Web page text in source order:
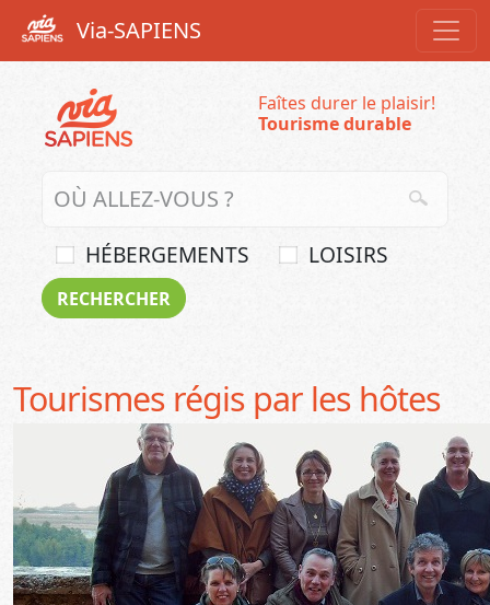
Via-SAPIENS
Faîtes durer le plaisir!
Tourisme durable
HÉBERGEMENTS LOISIRS
Tourismes régis par les hôtes